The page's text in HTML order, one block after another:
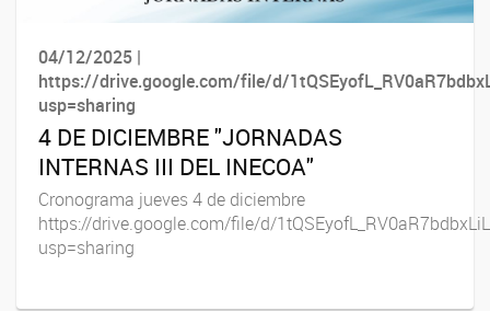
04/12/2025 |
https://drive.google.com/file/d/
usp=sharing
4 DE DICIEMBRE "JORNADAS
INTERNAS III DEL INECOA"
Cronograma jueves 4 de diciembre
https://drive.google.com/file/d/
usp=sharing